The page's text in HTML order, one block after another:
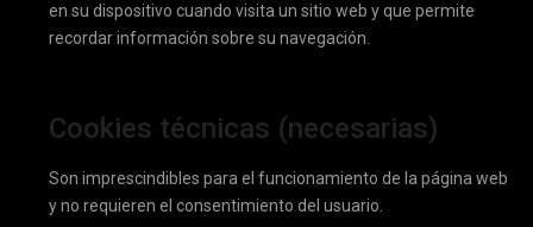
en su dispositivo cuando visita un sitio web y que permite
recordar información sobre su navegación.
Cookies técnicas (necesarias)
Son imprescindibles para el funcionamiento de la página web
y no requieren el consentimiento del usuario.